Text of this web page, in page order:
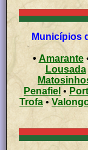
Municípios do distrito do Porto -
• Amarante
Lousada
Penafiel •
Trofa •